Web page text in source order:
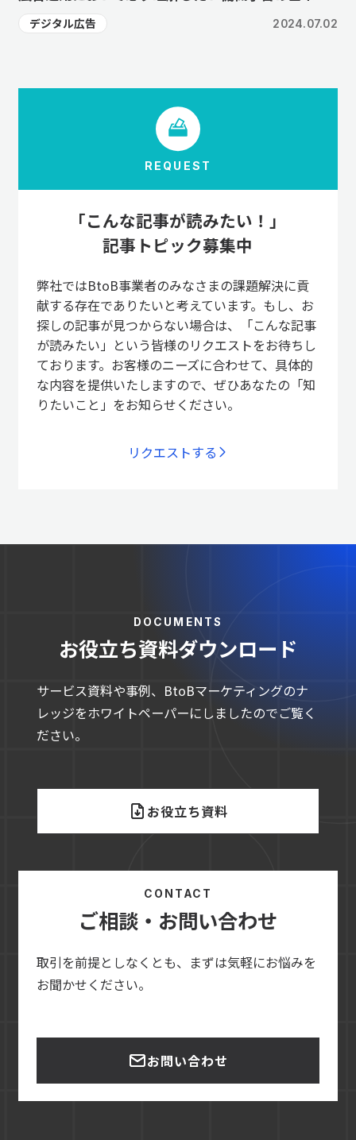
デジタル広告 2024.07.02
REQUEST
「こんな記事が読みたい！」
記事トピック募集中
弊社ではBtoB事業者のみなさまの課題解決に貢
献する存在でありたいと考えています。もし、お
探しの記事が見つからない場合は、「こんな記事
が読みたい」という皆様のリクエストをお待ちし
ております。お客様のニーズに合わせて、具体的
な内容を提供いたしますので、ぜひあなたの「知
りたいこと」をお知らせください。
リクエストする
DOCUMENTS
お役立ち資料ダウンロード
サービス資料や事例、BtoBマーケティングのナ
レッジをホワイトペーパーにしましたのでご覧く
ださい。
お役立ち資料
CONTACT
ご相談・お問い合わせ
取引を前提としなくとも、まずは気軽にお悩みを
お聞かせください。
お問い合わせ